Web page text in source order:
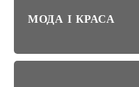
МОДА І КРАСА